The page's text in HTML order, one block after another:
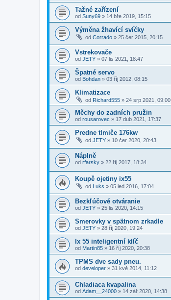
Tažné zařízení
od Suny69 » 14 bře 2019, 15:15
Výměna žhavící svíčky
od Corrado » 25 čer 2015, 20:15
Vstrekovače
od JETY » 07 lis 2021, 18:47
Špatné servo
od Bohdan » 03 říj 2012, 08:15
Klimatizace
od Richard555 » 24 srp 2021, 09:00
Měchy do zadních pružin
od rousarovec » 17 dub 2021, 17:37
Predne tlmiče 176kw
od JETY » 10 čer 2020, 20:43
Náplně
od rfarsky » 22 říj 2017, 18:34
Koupě ojetiny ix55
od Luks » 05 led 2016, 17:04
Bezkľúčové otváranie
od JETY » 25 lis 2020, 14:15
Smerovky v spätnom zrkadle
od JETY » 28 říj 2020, 19:24
Ix 55 inteligentní klíč
od Martin85 » 16 říj 2020, 20:38
TPMS dve sady pneu.
od developer » 31 kvě 2014, 11:12
Chladiaca kvapalina
od Adam__24000 » 14 zář 2020, 14:38